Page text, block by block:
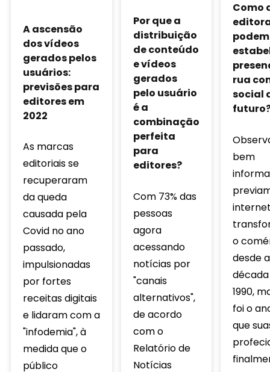
A ascensão
dos vídeos
gerados pelos
usuários:
previsões para
editores em
2022
As marcas
editoriais se
recuperaram
da queda
causada pela
Covid no ano
passado,
impulsionadas
por fortes
receitas digitais
e lidaram com a
"infodemia", à
medida que o
público
Por que a
distribuição
de conteúdo
e vídeos
gerados
pelo usuário
é a
combinação
perfeita
para
editores?
Com 73% das
pessoas
agora
acessando
notícias por
"canais
alternativos",
de acordo
com o
Relatório de
Notícias
Como
podem
rua
social
bem
o
desde a
1990,
foi o
que